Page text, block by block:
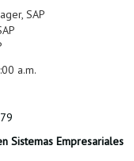
SAP
a.m.
Sistemas Empresariales